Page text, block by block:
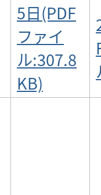
5日(PDF
ファイ
ル:307.8
KB)